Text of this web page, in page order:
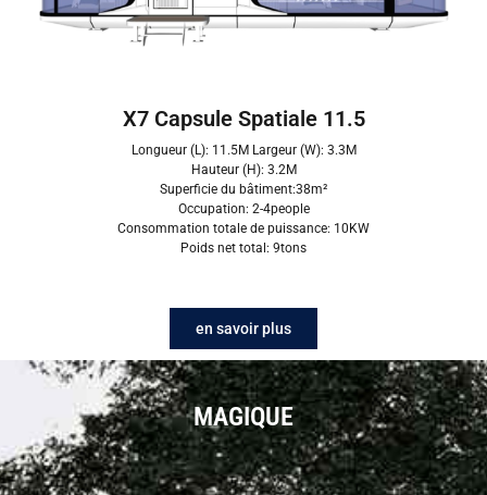
X7 Capsule Spatiale 11.5
Longueur (L): 11.5M Largeur (W): 3.3M
Hauteur (H): 3.2M
Superficie du bâtiment:38m²
Occupation: 2-4people
Consommation totale de puissance: 10KW
Poids net total: 9tons
en savoir plus
MAGIQUE